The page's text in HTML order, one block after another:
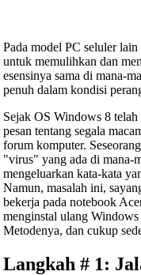
Pada model PC seluler
untuk memulihkan dan
esensinya sama di mana-
penuh dalam kondisi
Sejak OS Windows 8
pesan tentang segala
forum komputer.
"virus" yang ada di mana-
mengeluarkan kata-kata
Namun, masalah ini,
bekerja pada notebook
menginstal ulang Windows
Metodenya, dan cukup
Langkah # 1: